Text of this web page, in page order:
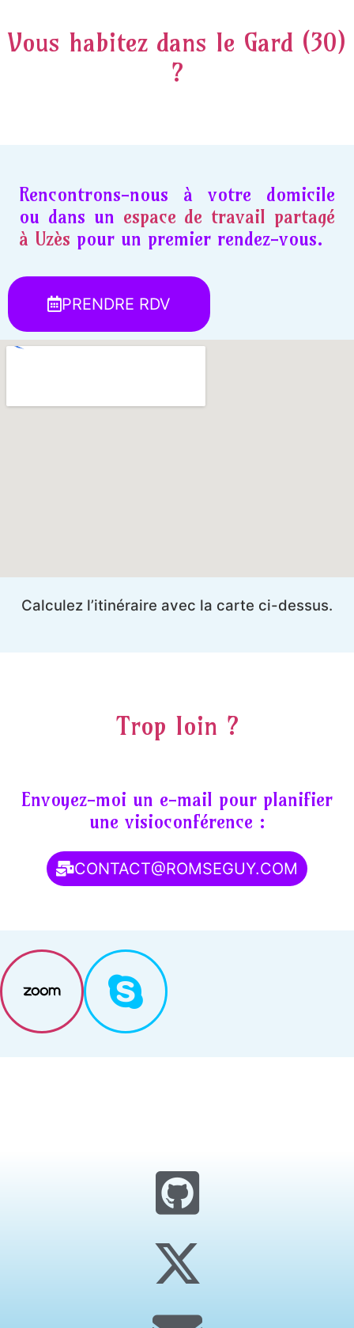
Vous habitez dans le Gard (30)
?
Rencontrons-nous à votre domicile
ou dans un espace de travail partagé
à Uzès pour un premier rendez-vous.
PRENDRE RDV
Calculez l’itinéraire avec la carte ci-dessus.
Trop loin ?
Envoyez-moi un e-mail pour planifier
une visioconférence :
CONTACT@ROMSEGUY.COM